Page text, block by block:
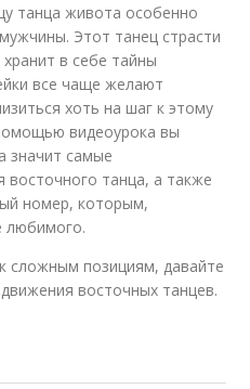
танца живота особенно
Этот танец страсти
в себе тайны
все чаще желают
хоть на шаг к этому
видеоурока вы
значит самые
восточного танца, а также
номер, которым,
любимого.
сложным позициям, давайте
восточных танцев.